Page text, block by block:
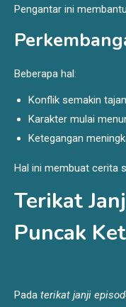
Pengantar ini
Beberapa hal:
Konflik semakin
Karakter mulai
Ketegangan
Hal ini membuat cerita
Terikat
Puncak
Pada terikat janji